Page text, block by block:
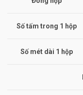
Số tấm trong 1 hộp
Số mét dài 1 hộp